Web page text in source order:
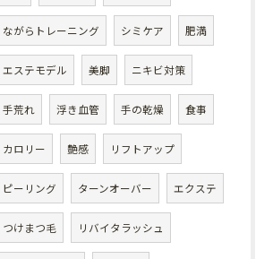
ながらトレーニング シミケア 肥満
エステモデル 美脚 ニキビ対策
手荒れ 浮き血管 手の乾燥 食事
カロリー 艶感 リフトアップ
ピーリング ターンオーバー エクステ
つけまつ毛 リバイタラッシュ